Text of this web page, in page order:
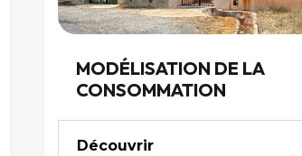
MODÉLISATION DE LA
CONSOMMATION
Découvrir